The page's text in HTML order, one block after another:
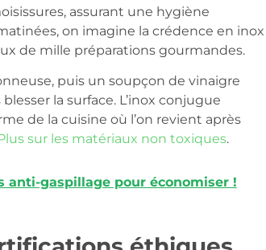
assurant une hygiène
on imagine la crédence en inox
de mille préparations gourmandes.
puis un soupçon de vinaigre
la surface. L’inox conjugue
de la cuisine où l’on revient après
sur les matériaux non toxiques.
anti-gaspillage pour économiser !